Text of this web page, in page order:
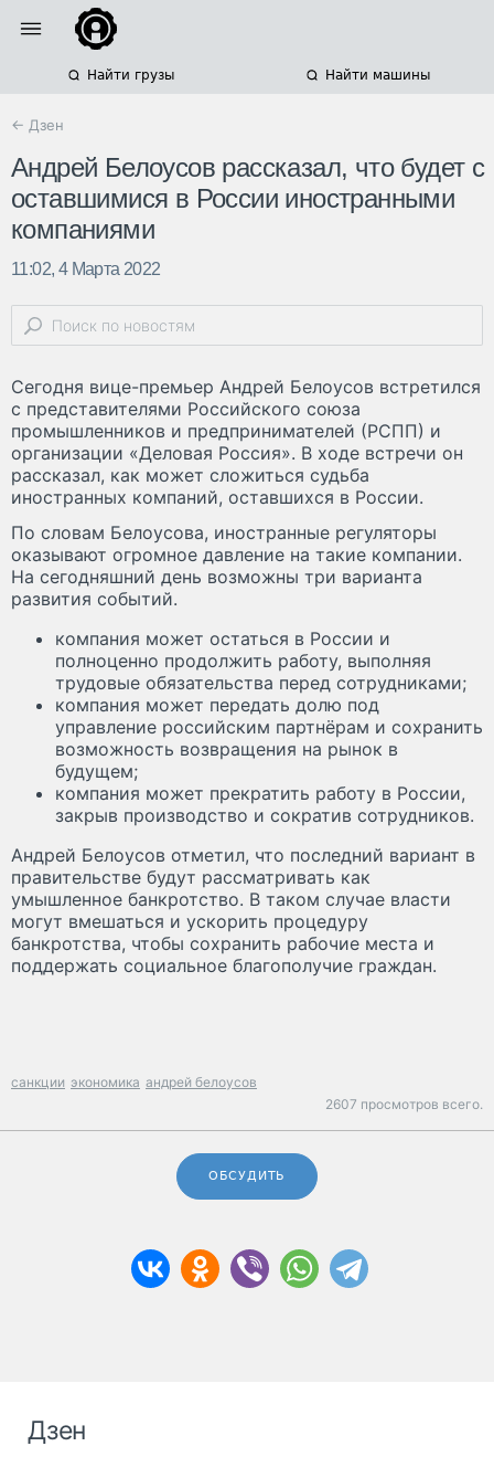
Найти грузы Найти машины
← Дзен
Андрей Белоусов рассказал, что будет с
оставшимися в России иностранными
компаниями
11:02, 4 Марта 2022
Сегодня вице-премьер Андрей Белоусов встретился
с представителями Российского союза
промышленников и предпринимателей (РСПП) и
организации «Деловая Россия». В ходе встречи он
рассказал, как может сложиться судьба
иностранных компаний, оставшихся в России.
По словам Белоусова, иностранные регуляторы
оказывают огромное давление на такие компании.
На сегодняшний день возможны три варианта
развития событий.
компания может остаться в России и
полноценно продолжить работу, выполняя
трудовые обязательства перед сотрудниками;
компания может передать долю под
управление российским партнёрам и сохранить
возможность возвращения на рынок в
будущем;
компания может прекратить работу в России,
закрыв производство и сократив сотрудников.
Андрей Белоусов отметил, что последний вариант в
правительстве будут рассматривать как
умышленное банкротство. В таком случае власти
могут вмешаться и ускорить процедуру
банкротства, чтобы сохранить рабочие места и
поддержать социальное благополучие граждан.
санкции экономика андрей белоусов
2607 просмотров всего.
ОБСУДИТЬ
Дзен